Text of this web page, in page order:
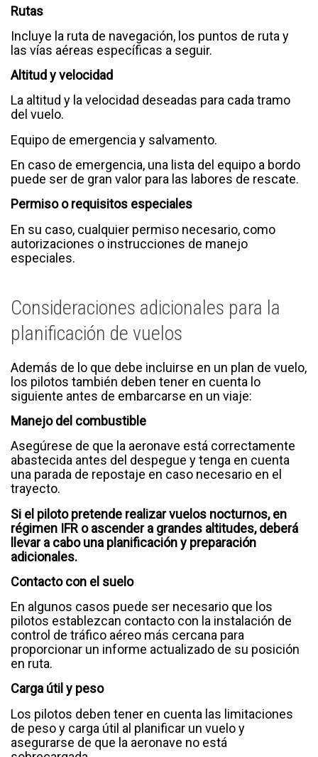
Rutas
Incluye la ruta de navegación, los puntos de ruta y
las vías aéreas específicas a seguir.
Altitud y velocidad
La altitud y la velocidad deseadas para cada tramo
del vuelo.
Equipo de emergencia y salvamento.
En caso de emergencia, una lista del equipo a bordo
puede ser de gran valor para las labores de rescate.
Permiso o requisitos especiales
En su caso, cualquier permiso necesario, como
autorizaciones o instrucciones de manejo
especiales.
Consideraciones adicionales para la
planificación de vuelos
Además de lo que debe incluirse en un plan de vuelo,
los pilotos también deben tener en cuenta lo
siguiente antes de embarcarse en un viaje:
Manejo del combustible
Asegúrese de que la aeronave está correctamente
abastecida antes del despegue y tenga en cuenta
una parada de repostaje en caso necesario en el
trayecto.
Si el piloto pretende realizar vuelos nocturnos, en
régimen IFR o ascender a grandes altitudes, deberá
llevar a cabo una planificación y preparación
adicionales.
Contacto con el suelo
En algunos casos puede ser necesario que los
pilotos establezcan contacto con la instalación de
control de tráfico aéreo más cercana para
proporcionar un informe actualizado de su posición
en ruta.
Carga útil y peso
Los pilotos deben tener en cuenta las limitaciones
de peso y carga útil al planificar un vuelo y
asegurarse de que la aeronave no está